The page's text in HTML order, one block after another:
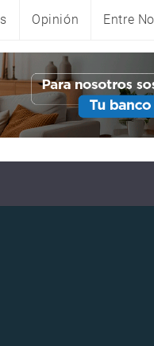
Opinión Entre